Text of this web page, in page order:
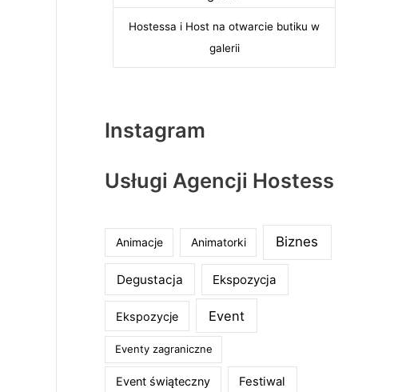
Hostessa i Host na otwarcie butiku w
galerii
Instagram
Usługi Agencji Hostess
Animacje Animatorki Biznes
Degustacja Ekspozycja
Ekspozycje Event
Eventy zagraniczne
Event świąteczny Festiwal